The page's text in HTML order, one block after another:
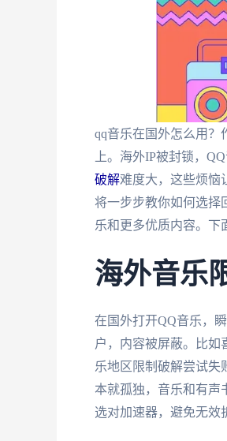
qq音乐在国外怎么用？
上。海外IP被封锁，
破解难度大，这些烦恼
将一步步教你如何选择
乐和更多优质内容。下
海外音乐
在国外打开QQ音乐，
户，内容被屏蔽。比如
乐地区限制破解尝试失
本就孤独，音乐和有声
选对加速器，避免无效